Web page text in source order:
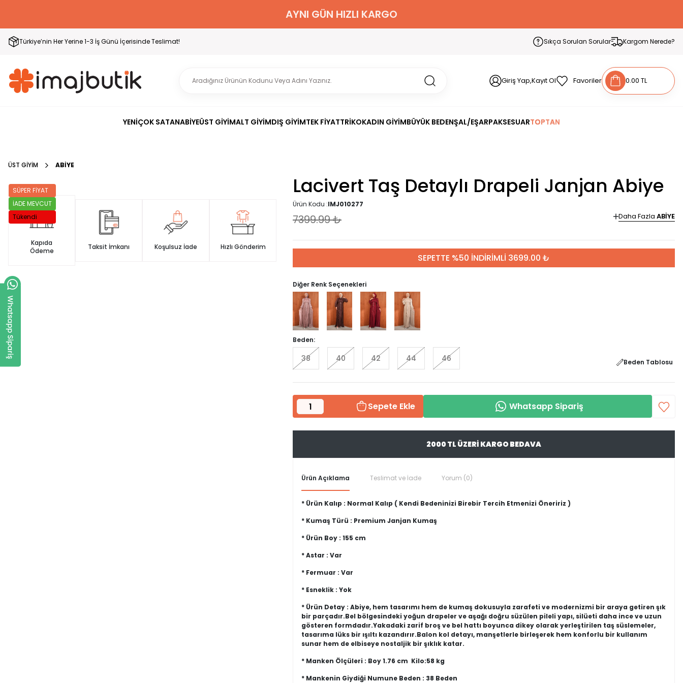
2000 TL ÜZERİ KARGO BEDAVA
Türkiye’nin Her Yerine 1-3 İş Günü İçerisinde Teslimat! Sıkça Sorulan Sorular Kargom Nerede?
Giriş Yap,Kayıt Ol Favoriler 0.00 TL
YENİÇOK SATANABİYEÜST GİYİMALT GİYİMDIŞ GİYİMTEK FİYATTRİKOKADIN GİYİMBÜYÜK BEDENŞAL/EŞARPAKSESUARTOPTAN
ÜST GİYİM ABİYE
SÜPER FİYAT
İADE MEVCUT
Tükendi
Kapıda
Ödeme
Taksit İmkanı Koşulsuz İade Hızlı Gönderim
Lacivert Taş Detaylı Drapeli Janjan Abiye
Ürün Kodu :IMJ010277
7399.99₺ Daha Fazla ABİYE
SEPETTE %50 İNDİRİMLİ 3699.00 ₺
Diğer Renk Seçenekleri
Beden:
38 40 42 44 46 Beden Tablosu
Sepete Ekle Whatsapp Sipariş
2000 TL ÜZERİ KARGO BEDAVA
Ürün Açıklama Teslimat ve İade Yorum (0)
* Ürün Kalıp : Normal Kalıp ( Kendi Bedeninizi Birebir Tercih Etmenizi Öneririz )
* Kumaş Türü : Premium Janjan Kumaş
* Ürün Boy : 155 cm
* Astar : Var
* Fermuar : Var
* Esneklik : Yok
* Ürün Detay : Abiye, hem tasarımı hem de kumaş dokusuyla zarafeti ve modernizmi bir araya getiren şık
bir parçadır.Bel bölgesindeki yoğun drapeler ve aşağı doğru süzülen pileli yapı, silüeti daha ince ve uzun
gösteren formdadır.Yakadaki zarif broş ve bel hattı boyunca dikey olarak yerleştirilen taş süslemeler,
tasarıma lüks bir ışıltı kazandırır.Balon kol detayı, manşetlerle birleşerek hem konforlu bir kullanım
sunar hem de elbiseye nostaljik bir şıklık katar.
* Manken Ölçüleri : Boy 1.76 cm Kilo:58 kg
* Mankenin Giydiği Numune Beden : 38 Beden